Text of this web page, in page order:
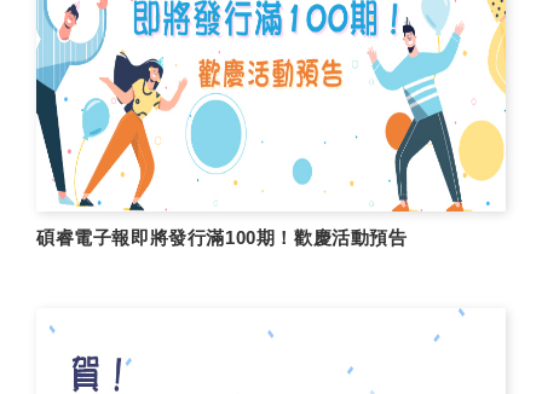
碩睿電子報即將發行滿100期！歡慶活動預告